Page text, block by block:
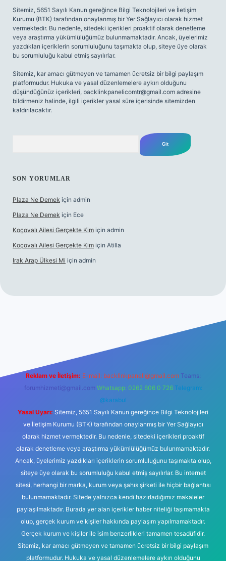
Sitemiz, 5651 Sayılı Kanun gereğince Bilgi Teknolojileri ve İletişim
Kurumu (BTK) tarafından onaylanmış bir Yer Sağlayıcı olarak hizmet
vermektedir. Bu nedenle, sitedeki içerikleri proaktif olarak denetleme
veya araştırma yükümlülüğümüz bulunmamaktadır. Ancak, üyelerimiz
yazdıkları içeriklerin sorumluluğunu taşımakta olup, siteye üye olarak
bu sorumluluğu kabul etmiş sayılırlar.
Sitemiz, kar amacı gütmeyen ve tamamen ücretsiz bir bilgi paylaşım
platformudur. Hukuka ve yasal düzenlemelere aykırı olduğunu
düşündüğünüz içerikleri, backlinkpanelicomtr@gmail.com adresine
bildirmeniz halinde, ilgili içerikler yasal süre içerisinde sitemizden
kaldırılacaktır.
SON YORUMLAR
Plaza Ne Demek için admin
Plaza Ne Demek için Ece
Koçovalı Ailesi Gerçekte Kim için admin
Koçovalı Ailesi Gerçekte Kim için Atilla
Irak Arap Ülkesi Mi için admin
Reklam ve İletişim: E-mail: backlinkpaneli@gmail.com Teams:
forumhizmeti@gmail.com Whatsapp: 0262 606 0 726 Telegram:
@karabul
Yasal Uyarı: Sitemiz, 5651 Sayılı Kanun gereğince Bilgi Teknolojileri
ve İletişim Kurumu (BTK) tarafından onaylanmış bir Yer Sağlayıcı
olarak hizmet vermektedir. Bu nedenle, sitedeki içerikleri proaktif
olarak denetleme veya araştırma yükümlülüğümüz bulunmamaktadır.
Ancak, üyelerimiz yazdıkları içeriklerin sorumluluğunu taşımakta olup,
siteye üye olarak bu sorumluluğu kabul etmiş sayılırlar. Bu internet
sitesi, herhangi bir marka, kurum veya şahıs şirketi ile hiçbir bağlantısı
bulunmamaktadır. Sitede yalnızca kendi hazırladığımız makaleler
paylaşılmaktadır. Burada yer alan içerikler haber niteliği taşımamakta
olup, gerçek kurum ve kişiler hakkında paylaşım yapılmamaktadır.
Gerçek kurum ve kişiler ile isim benzerlikleri tamamen tesadüfidir.
Sitemiz, kar amacı gütmeyen ve tamamen ücretsiz bir bilgi paylaşım
platformudur. Hukuka ve yasal düzenlemelere aykırı olduğunu